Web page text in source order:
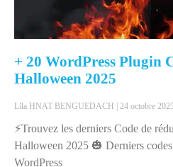
+ 20 WordPress Plugin
Halloween 2025
Lila HNAT BENGUEDACH 24 octobre
⚡Trouvez les derniers Code de
Halloween 2025 🎃 Derniers
WordPress